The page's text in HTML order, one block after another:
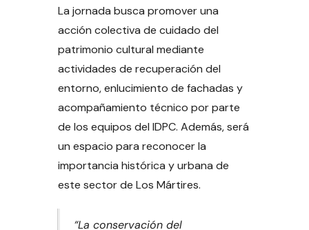
La jornada busca promover una
acción colectiva de cuidado del
patrimonio cultural mediante
actividades de recuperación del
entorno, enlucimiento de fachadas y
acompañamiento técnico por parte
de los equipos del IDPC. Además, será
un espacio para reconocer la
importancia histórica y urbana de
este sector de Los Mártires.
“La conservación del